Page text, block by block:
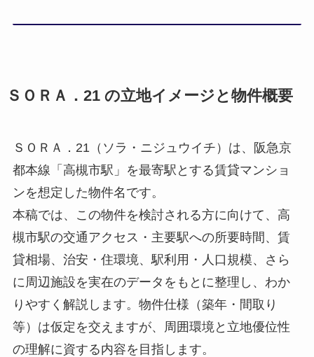
ＳＯＲＡ．21 の立地イメージと物件概要
ＳＯＲＡ．21（ソラ・ニジュウイチ）は、阪急京
都本線「高槻市駅」を最寄駅とする賃貸マンショ
ンを想定した物件名です。
本稿では、この物件を検討される方に向けて、高
槻市駅の交通アクセス・主要駅への所要時間、賃
貸相場、治安・住環境、駅利用・人口規模、さら
に周辺施設を実在のデータをもとに整理し、わか
りやすく解説します。物件仕様（築年・間取り
等）は仮定を交えますが、周囲環境と立地優位性
の理解に資する内容を目指します。